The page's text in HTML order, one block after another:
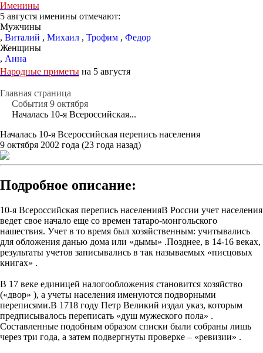
Именины
5 августя именины отмечают:
Мужчины
, Виталий , Михаил , Трофим , Федор
Женщины
, Анна
Народные приметы на 5 августя
Главная страница
События 9 октября
Началась 10-я Всероссийская...
Началась 10-я Всероссийская перепись населения
9 октября 2002 года (23 года назад)
Подробное описание:
10-я Всероссийская перепись населенияВ России учет населения
ведет свое начало еще со времен татаро-монгольского
нашествия. Учет в то время был хозяйственным: учитывались
для обложения данью дома или «дымы» .Позднее, в 14-16 веках,
результаты учетов записывались в так называемых «писцовых
книгах» .
В 17 веке единицей налогообложения становится хозяйство
(«двор» ), а учеты населения именуются подворными
переписями.В 1718 году Петр Великий издал указ, которым
предписывалось переписать «душ мужеского пола» .
Составленные подобным образом списки были собраны лишь
через три года, а затем подвергнуты проверке – «ревизии» .